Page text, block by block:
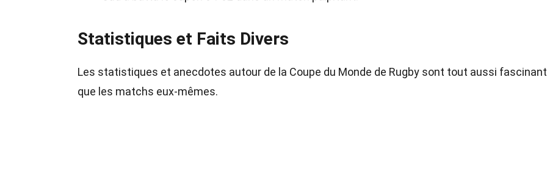
Statistiques et Faits Divers
Les statistiques et anecdotes autour de la Coupe du Monde de Rugby sont tout aussi
que les matchs eux-mêmes.